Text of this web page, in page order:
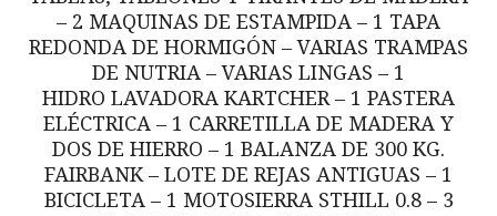
– 2 MAQUINAS DE ESTAMPIDA – 1 TAPA
REDONDA DE HORMIGÓN – VARIAS TRAMPAS
DE NUTRIA – VARIAS LINGAS – 1
HIDRO LAVADORA KARTCHER – 1 PASTERA
ELÉCTRICA – 1 CARRETILLA DE MADERA Y
DOS DE HIERRO – 1 BALANZA DE 300 KG.
FAIRBANK – LOTE DE REJAS ANTIGUAS – 1
BICICLETA – 1 MOTOSIERRA STHILL 0.8 – 3